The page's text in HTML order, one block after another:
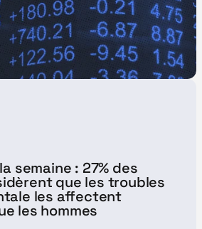
semaine : 27% des
que les troubles
les affectent
les hommes